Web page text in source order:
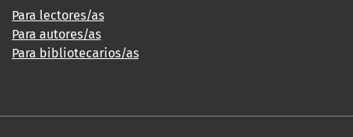
Para lectores/as
Para autores/as
Para bibliotecarios/as